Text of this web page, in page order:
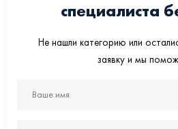
специалиста
Не нашли категорию или
заявку и мы